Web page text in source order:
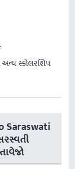
સ્કોલરશિપ
Saraswati